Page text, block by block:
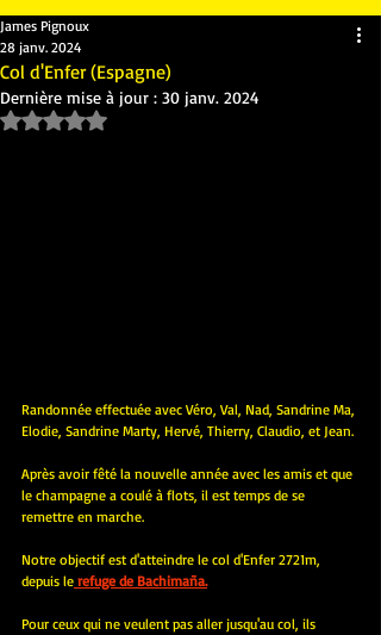
Col d'Enfer (Espagne)
James Pignoux
28 janv. 2024
Dernière mise à jour : 30 janv. 2024
Noté NaN étoiles sur 5.
Randonnée effectuée avec Véro, Val, Nad, Sandrine Ma,
Elodie, Sandrine Marty, Hervé, Thierry, Claudio, et Jean.
Après avoir fêté la nouvelle année avec les amis et que
le champagne a coulé à flots, il est temps de se
remettre en marche.
Notre objectif est d'atteindre le col d'Enfer 2721m,
depuis le refuge de Bachimaña.
Pour ceux qui ne veulent pas aller jusqu'au col, ils